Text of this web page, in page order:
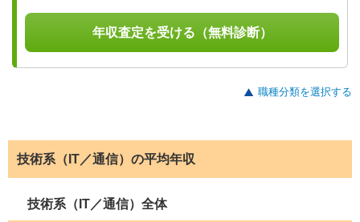
年収査定を受ける（無料診断）
職種分類を選択する
技術系（IT／通信）の平均年収
技術系（IT／通信）全体